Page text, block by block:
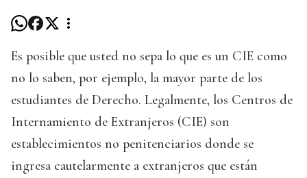
Es posible que usted no sepa lo que es un CIE como
no lo saben, por ejemplo, la mayor parte de los
estudiantes de Derecho. Legalmente, los Centros de
Internamiento de Extranjeros (CIE) son
establecimientos no penitenciarios donde se
ingresa cautelarmente a extranjeros que están